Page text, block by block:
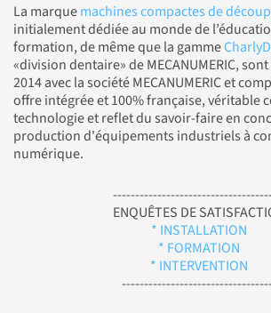
La marquemachines compactes de
initialement dédiée au monde de
formation, de même que la gamme
«division dentaire» de MECANUMERIC,
2014 avec la société MECANUMERIC et
offre intégrée et 100% française, véritable
technologie et reflet du savoir-faire en
production d'équipements industriels à
numérique.
ENQUÊTES DE
* INSTALLATION
* FORMATION
* INTERVENTION